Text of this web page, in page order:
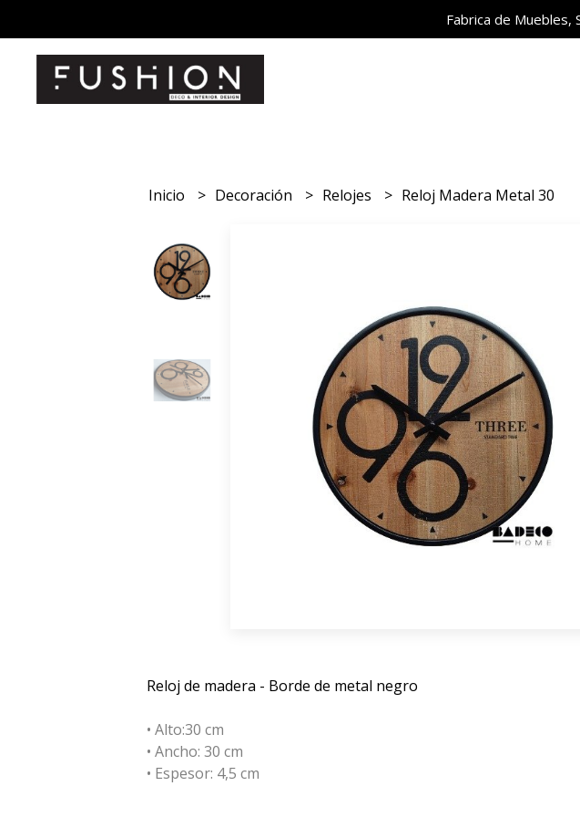
Fabrica de Muebles,
Inicio Decoración Relojes Reloj Madera Metal 30
Reloj de madera - Borde de metal negro
• Alto:30 cm
• Ancho: 30 cm
• Espesor: 4,5 cm